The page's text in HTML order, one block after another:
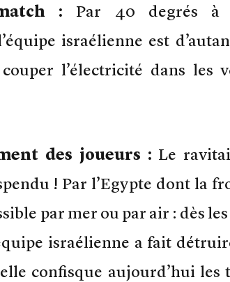
: Par 40 degrés à
israélienne est
l’électricité dans les
des joueurs : Le
! Par l’Egypte dont la
par mer ou par air : dès
israélienne a fait
confisque aujourd’hui les